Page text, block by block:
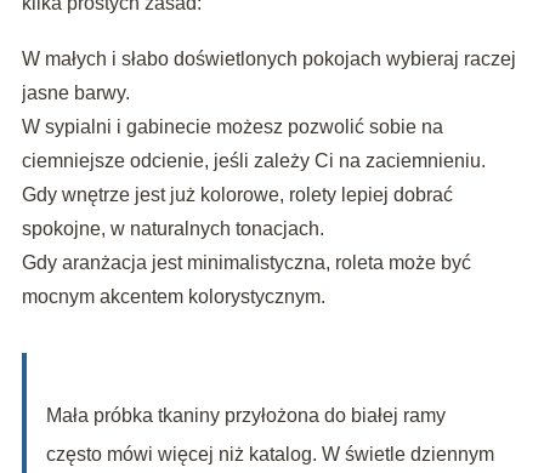
W małych i słabo doświetlonych pokojach wybieraj raczej
jasne barwy.
W sypialni i gabinecie możesz pozwolić sobie na
ciemniejsze odcienie, jeśli zależy Ci na zaciemnieniu.
Gdy wnętrze jest już kolorowe, rolety lepiej dobrać
spokojne, w naturalnych tonacjach.
Gdy aranżacja jest minimalistyczna, roleta może być
mocnym akcentem kolorystycznym.
Mała próbka tkaniny przyłożona do białej ramy
często mówi więcej niż katalog. W świetle dziennym